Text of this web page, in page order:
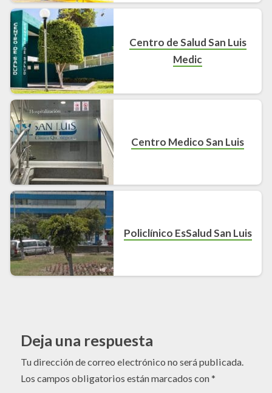
Centro de Salud San Luis
Medic
Centro Medico San Luis
Policlínico EsSalud San Luis
Deja una respuesta
Tu dirección de correo electrónico no será publicada.
Los campos obligatorios están marcados con*